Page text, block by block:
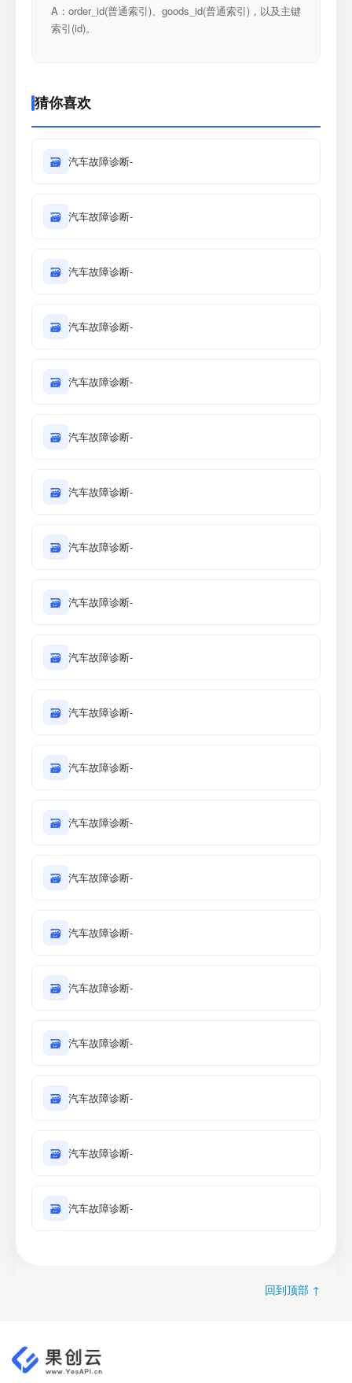
A：order_id(普通索引)、goods_id(普通索引)，以及主键
索引(id)。
猜你喜欢
🗃 汽车故障诊断-
🗃 汽车故障诊断-
🗃 汽车故障诊断-
🗃 汽车故障诊断-
🗃 汽车故障诊断-
🗃 汽车故障诊断-
🗃 汽车故障诊断-
🗃 汽车故障诊断-
🗃 汽车故障诊断-
🗃 汽车故障诊断-
🗃 汽车故障诊断-
🗃 汽车故障诊断-
🗃 汽车故障诊断-
🗃 汽车故障诊断-
🗃 汽车故障诊断-
🗃 汽车故障诊断-
🗃 汽车故障诊断-
🗃 汽车故障诊断-
🗃 汽车故障诊断-
🗃 汽车故障诊断-
回到顶部 ↑